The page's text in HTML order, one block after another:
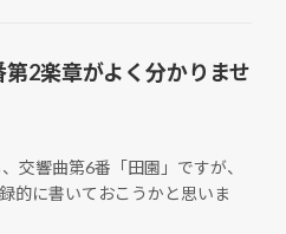
2楽章がよく分かりませ
交響曲第6番「田園」ですが、
的に書いておこうかと思いま